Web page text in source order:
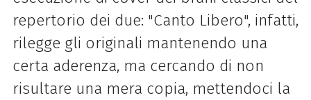
repertorio dei due: "Canto Libero", infatti,
rilegge gli originali mantenendo una
certa aderenza, ma cercando di non
risultare una mera copia, mettendoci la